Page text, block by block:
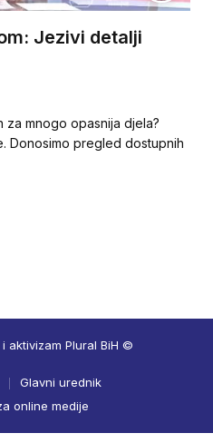
Jezivi detalji
mnogo opasnija djela?
Donosimo pregled dostupnih
aktivizam Plural BiH ©
Glavni urednik
online medije